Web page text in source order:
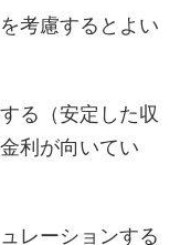
考慮するとよい
る（安定した収
利が向いてい
レーションする